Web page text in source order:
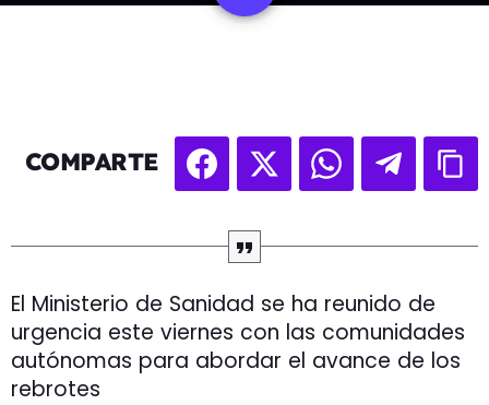
COMPARTE
El Ministerio de Sanidad se ha reunido de
urgencia este viernes con las comunidades
autónomas para abordar el avance de los
rebrotes